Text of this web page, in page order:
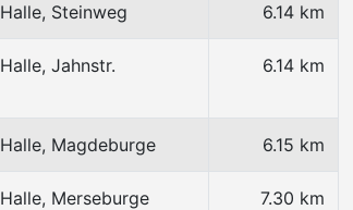
Halle, Steinweg 6.14 km
Halle, Jahnstr. 6.14 km
Halle, Magdeburge 6.15 km
Halle, Merseburge 7.30 km